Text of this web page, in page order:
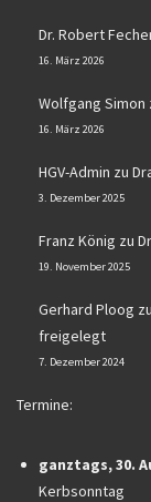
Dr. Robert
16. März 2026
Wolfgang Simon
16. März 2026
HGV-Admin zu
3. Dezember 2025
Franz König zu
19. November 2025
Gerhard Ploog zu
freigelegt
7. Dezember 2024
Termine:
ganztags,30.
Kerbsonntag